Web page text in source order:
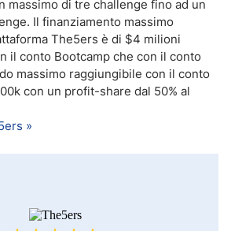
massimo di tre challenge fino ad un
Il finanziamento massimo
The5ers è di $4 milioni
il conto Bootcamp che con il conto
massimo raggiungibile con il conto
con un profit-share dal 50% al
»